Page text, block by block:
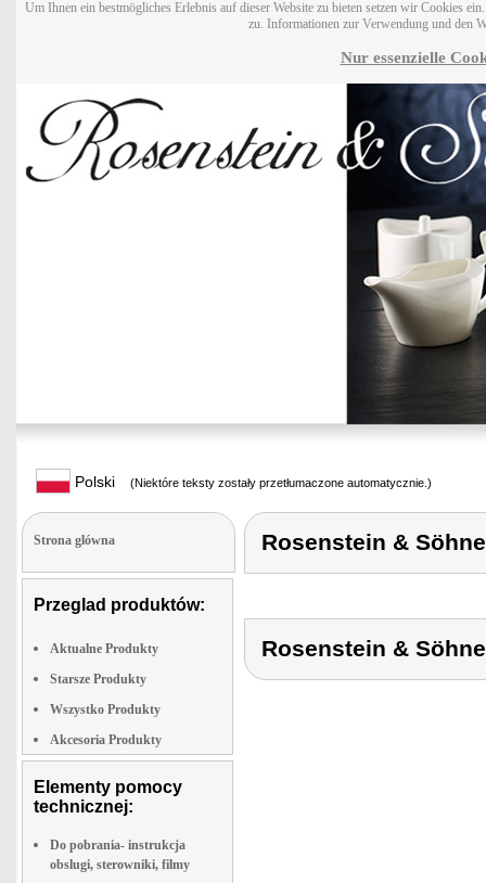
Um Ihnen ein bestmögliches Erlebnis auf dieser Website zu bieten setzen wir Cookies
zu. Informationen zur Verwendung und den
Nur essenzielle
Polski (Niektóre teksty zostały przetłumaczone automatycznie.)
Strona glówna
Przeglad produktów:
Aktualne Produkty
Starsze Produkty
Wszystko Produkty
Akcesoria Produkty
Elementy pomocy
technicznej:
Do pobrania- instrukcja
obslugi, sterowniki, filmy
Rosenstein &
Rosenstein &